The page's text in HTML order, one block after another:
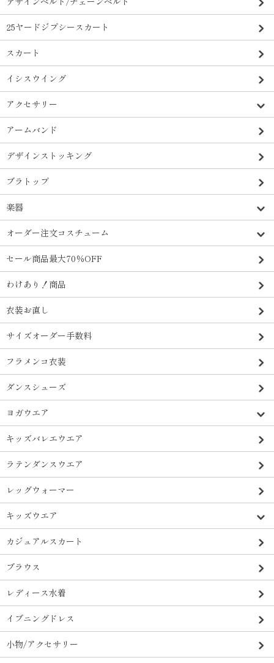
25ヤードジプシースカート
スカート
イシスウイング
アクセサリー
アームバンド
デザインストッキング
ブラトップ
楽器
オーダー注文コスチューム
セール商品最大70％OFF
わけあり！商品
衣装お直し
サイズオーダー手数料
フラメンコ衣装
ダンスシューズ
ヨガウエア
キッズバレエウエア
ラテンダンスウエア
レッグウォーマー
キッズウエア
カジュアルスカート
ブラウス
レディース水着
イブニングドレス
小物/アクセサリー